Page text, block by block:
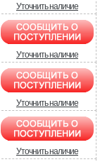
Уточнить наличие
Уточнить наличие
Уточнить наличие
Уточнить наличие